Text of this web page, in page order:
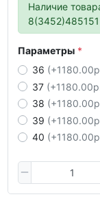
Наличие
8(3452)485151
Параметры
36
37
38
39
40